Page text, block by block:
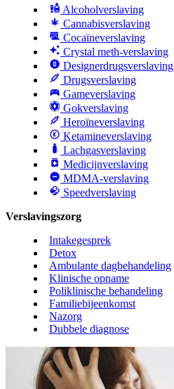
Alcoholverslaving
Cannabisverslaving
Cocaïneverslaving
Crystal meth-verslaving
Designerdrugsverslaving
Drugsverslaving
Gameverslaving
Gokverslaving
Heroïneverslaving
Ketamineverslaving
Lachgasverslaving
Medicijnverslaving
MDMA-verslaving
Speedverslaving
Verslavingszorg
Intakegesprek
Detox
Ambulante dagbehandeling
Klinische opname
Poliklinische behandeling
Familiebijeenkomst
Nazorg
Dubbele diagnose